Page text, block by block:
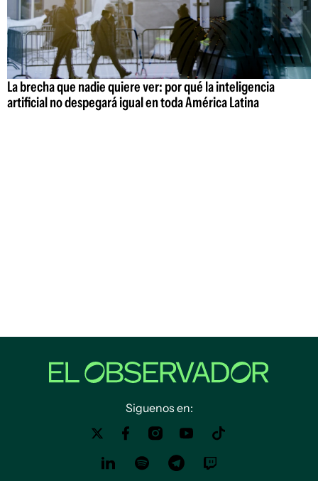
La brecha que nadie quiere ver: por qué la inteligencia
artificial no despegará igual en toda América Latina
Siguenos en: